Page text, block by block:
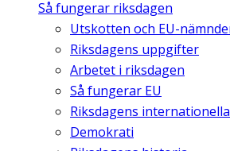
Så fungerar riksdagen
Utskotten och EU-
Riksdagens uppgifter
Arbetet i riksdagen
Så fungerar EU
Riksdagens
Demokrati